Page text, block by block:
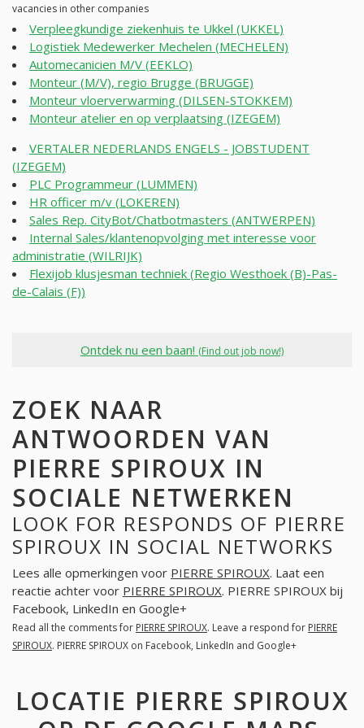
vacancies in other companies
Verpleegkundige ziekenhuis te Ukkel (UKKEL)
Logistiek Medewerker Mechelen (MECHELEN)
Automecanicien M/V (EEKLO)
Monteur (M/V), regio Brugge (BRUGGE)
Monteur vloerverwarming (DILSEN-STOKKEM)
Monteur atelier en op verplaatsing (IZEGEM)
VERTALER NEDERLANDS ENGELS - JOBSTUDENT
(IZEGEM)
PLC Programmeur (LUMMEN)
HR officer m/v (LOKEREN)
Sales Rep. CityBot/Chatbotmasters (ANTWERPEN)
Internal Sales/klantenopvolging met interesse voor
administratie (WILRIJK)
Flexijob klusjesman techniek (Regio Westhoek (B)-Pas-
de-Calais (F))
Ontdek nu een baan! (Find out job now!)
ZOEK NAAR
ANTWOORDEN VAN
PIERRE SPIROUX IN
SOCIALE NETWERKEN
LOOK FOR RESPONDS OF PIERRE
SPIROUX IN SOCIAL NETWORKS
Lees alle opmerkingen voor PIERRE SPIROUX. Laat een
reactie achter voor PIERRE SPIROUX. PIERRE SPIROUX bij
Facebook, LinkedIn en Google+
Read all the comments for PIERRE SPIROUX. Leave a respond for PIERRE
SPIROUX. PIERRE SPIROUX on Facebook, LinkedIn and Google+
LOCATIE PIERRE SPIROUX